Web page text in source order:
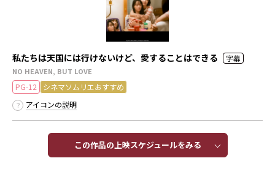
私たちは天国には行けないけど、愛することはできる 字幕
NO HEAVEN, BUT LOVE
PG-12
シネマソムリエおすすめ
アイコンの説明
この作品の上映スケジュールをみる​​